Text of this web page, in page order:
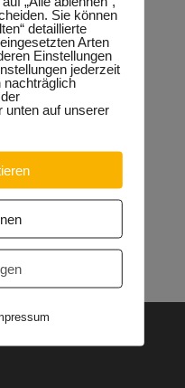
richtige
ist falsches Signal
in der Verantwortung
für die Europachaussee
werden in der
Sie können
detaillierte
Arten
Einstellungen
jederzeit
nachträglich
unten auf unserer